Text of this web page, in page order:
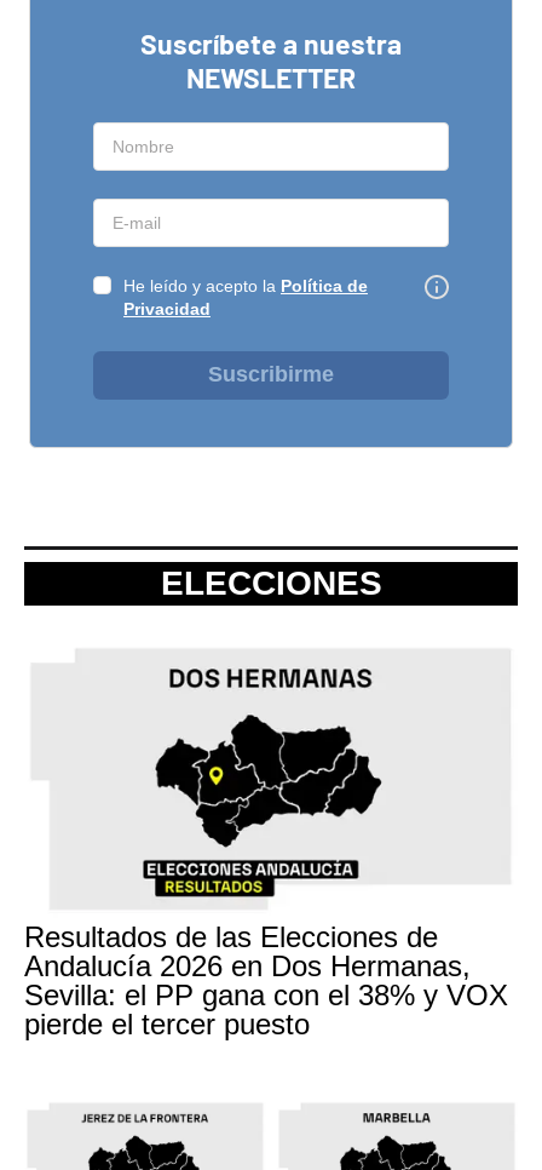
Suscríbete a nuestra
NEWSLETTER
He leído y acepto la Política de
Privacidad
Suscribirme
ELECCIONES
Resultados de las Elecciones de
Andalucía 2026 en Dos Hermanas,
Sevilla: el PP gana con el 38% y VOX
pierde el tercer puesto